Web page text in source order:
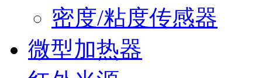
密度/粘度传感器
微型加热器